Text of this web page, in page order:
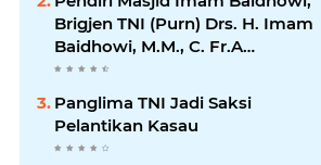
Brigjen TNI (Purn) Drs. H. Imam
Baidhowi, M.M., C. Fr.A
Mengucapkan Selamat Idul Fitri
1445 H
Panglima TNI Jadi Saksi
Pelantikan Kasau